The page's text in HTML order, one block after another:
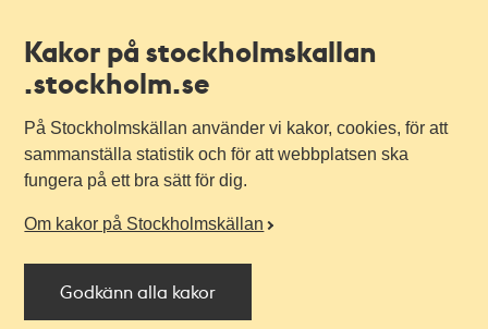
Kakor på stockholmskallan
.stockholm.se
På Stockholmskällan använder vi kakor, cookies, för att
sammanställa statistik och för att webbplatsen ska
fungera på ett bra sätt för dig.
Om kakor på Stockholmskällan
Godkänn alla kakor